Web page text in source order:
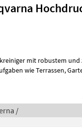
mit robustem und
Terrassen, Gartenmöbel, Zäune
/